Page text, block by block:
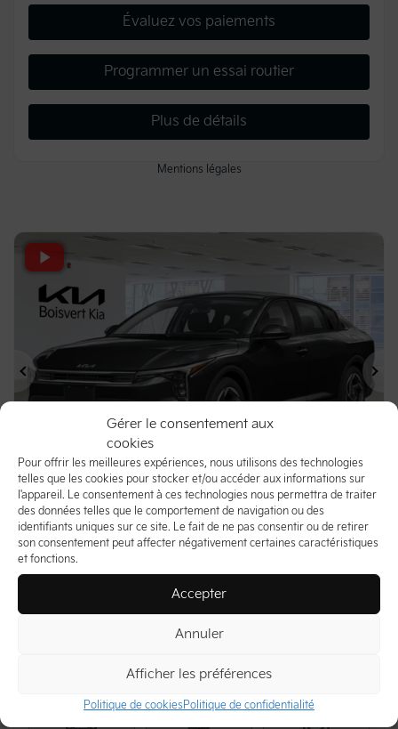
Gérer le consentement aux
cookies
Pour offrir les meilleures expériences, nous utilisons des technologies
telles que les cookies pour stocker et/ou accéder aux informations sur
l'appareil. Le consentement à ces technologies nous permettra de traiter
des données telles que le comportement de navigation ou des
identifiants uniques sur ce site. Le fait de ne pas consentir ou de retirer
son consentement peut affecter négativement certaines caractéristiques
et fonctions.
Accepter
Annuler
Afficher les préférences
Politique de cookiesPolitique de confidentialité
Évaluez vos paiements
Programmer un essai routier
Plus de détails
Mentions légales
Précédent
Kia K4 2026
26912 – EX+ TA